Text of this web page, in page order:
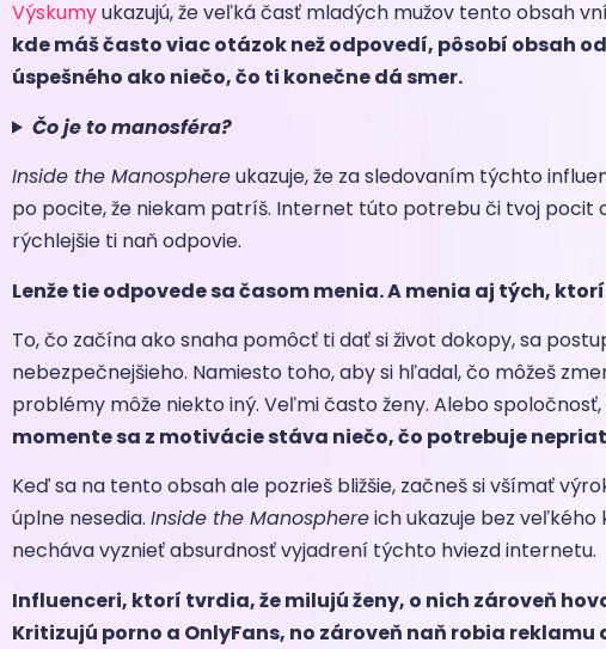
Výskumyukazujú, že veľká časť mladých mužov tento obsah
kde máš často viac otázok než odpovedí, pôsobí obsah
úspešného ako niečo, čo ti konečne dá smer.
Čo je to manosféra?
Inside the Manosphereukazuje, že za sledovaním týchto
po pocite, že niekam patríš. Internet túto potrebu či tvoj
rýchlejšie ti naň odpovie.
Lenže tie odpovede sa časom menia. A menia aj tých,
To, čo začína ako snaha pomôcť ti dať si život dokopy, sa
nebezpečnejšieho. Namiesto toho, aby si hľadal, čo môžeš
problémy môže niekto iný. Veľmi často ženy. Alebo
momente sa z motivácie stáva niečo, čo potrebuje
Keď sa na tento obsah ale pozrieš bližšie, začneš si všímať
úplne nesedia. Inside the Manosphereich ukazuje bez
necháva vyznieť absurdnosť vyjadrení týchto hviezd internetu.
Influenceri, ktorí tvrdia, že milujú ženy, o nich zároveň
Kritizujú porno a OnlyFans, no zároveň naň robia reklamu